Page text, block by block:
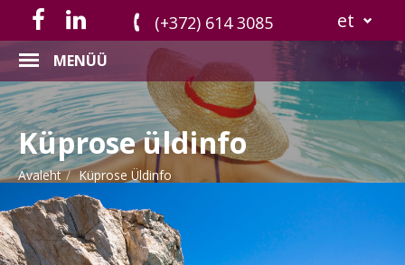
(+372) 614 3085 et
MENÜÜ
Küprose üldinfo
Avaleht Küprose Üldinfo